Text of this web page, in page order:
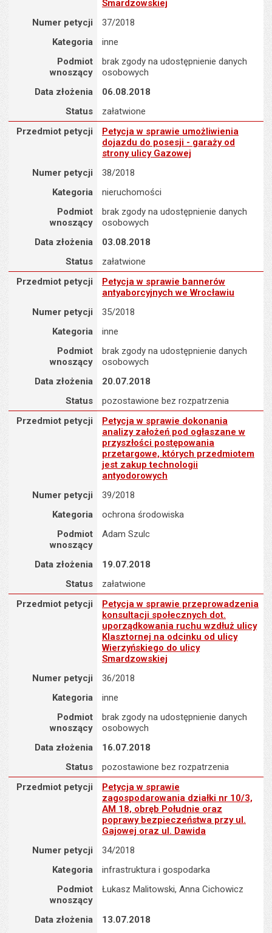
Smardzowskiej
Numer petycji
37/2018
Kategoria
inne
Podmiot
wnoszący
brak zgody na udostępnienie danych
osobowych
Data złożenia
06.08.2018
Status
załatwione
Przedmiot petycji : Petycja w sprawie umożliwienia dojazdu do
Przedmiot petycji
Petycja w sprawie umożliwienia
dojazdu do posesji - garaży od
strony ulicy Gazowej
Numer petycji
38/2018
Kategoria
nieruchomości
Podmiot
wnoszący
brak zgody na udostępnienie danych
osobowych
Data złożenia
03.08.2018
Status
załatwione
Przedmiot petycji : Petycja w sprawie bannerów antyaborcyjnych
Przedmiot petycji
Petycja w sprawie bannerów
antyaborcyjnych we Wrocławiu
Numer petycji
35/2018
Kategoria
inne
Podmiot
wnoszący
brak zgody na udostępnienie danych
osobowych
Data złożenia
20.07.2018
Status
pozostawione bez rozpatrzenia
Przedmiot petycji : Petycja w sprawie dokonania analizy
Przedmiot petycji
Petycja w sprawie dokonania
analizy założeń pod ogłaszane w
przyszłości postępowania
przetargowe, których przedmiotem
jest zakup technologii
antyodorowych
Numer petycji
39/2018
Kategoria
ochrona środowiska
Podmiot
wnoszący
Adam Szulc
Data złożenia
19.07.2018
Status
załatwione
Przedmiot petycji : Petycja w sprawie przeprowadzenia
Przedmiot petycji
Petycja w sprawie przeprowadzenia
konsultacji społecznych dot.
uporządkowania ruchu wzdłuż ulicy
Klasztornej na odcinku od ulicy
Wierzyńskiego do ulicy
Smardzowskiej
Numer petycji
36/2018
Kategoria
inne
Podmiot
wnoszący
brak zgody na udostępnienie danych
osobowych
Data złożenia
16.07.2018
Status
pozostawione bez rozpatrzenia
Przedmiot petycji : Petycja w sprawie zagospodarowania działki
Przedmiot petycji
Petycja w sprawie
zagospodarowania działki nr 10/3,
AM 18, obręb Południe oraz
poprawy bezpieczeństwa przy ul.
Gajowej oraz ul. Dawida
Numer petycji
34/2018
Kategoria
infrastruktura i gospodarka
Podmiot
wnoszący
Łukasz Malitowski, Anna Cichowicz
Data złożenia
13.07.2018